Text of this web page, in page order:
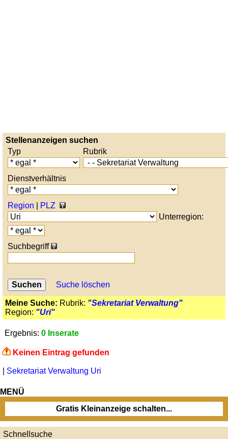
Stellenanzeigen suchen
Typ
Rubrik
Dienstverhältnis
Region
PLZ
Unterregion:
Suchbegriff
Suche löschen
Meine Suche: Rubrik: "Sekretariat Verwaltung"
Region: "Uri"
Ergebnis: 0 Inserate
Keinen Eintrag gefunden
Sekretariat Verwaltung Uri
MENÜ
Gratis Kleinanzeige schalten...
Schnellsuche